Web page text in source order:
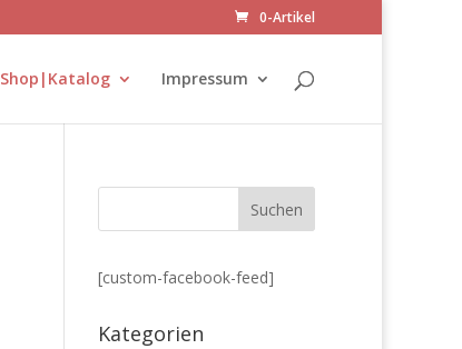
0-Artikel
Shop|Katalog Impressum
[custom-facebook-feed]
Kategorien